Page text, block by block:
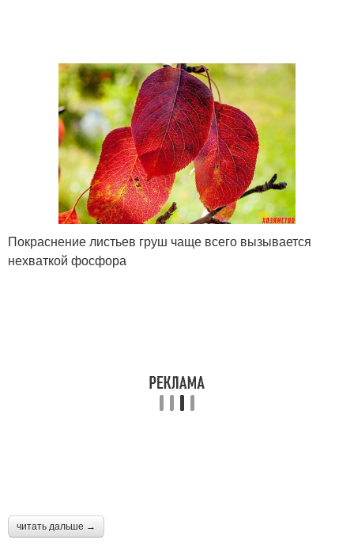
Покраснение листьев груш чаще всего вызывается
нехваткой фосфора
читать дальше →